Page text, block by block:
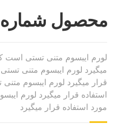
محصول شماره
لورم ایبسوم متنی تستی است
میگیرد لورم ایبسوم متنی
قرار میگیرد لورم ایبسوم
استفاده قرار میگیرد لورم
مورد استفاده قرار میگیرد